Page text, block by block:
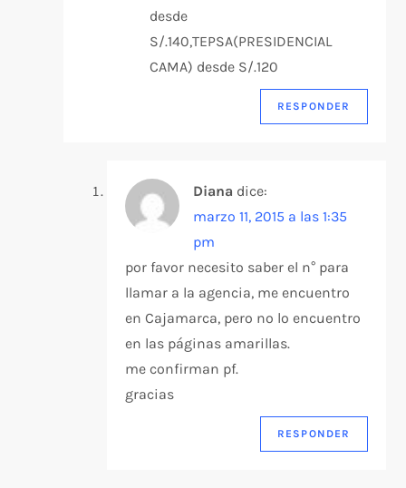
desde
S/.140,TEPSA(PRESIDENCIAL
CAMA) desde S/.120
RESPONDER
Diana dice:
marzo 11, 2015 a las 1:35
pm
por favor necesito saber el n° para
llamar a la agencia, me encuentro
en Cajamarca, pero no lo encuentro
en las páginas amarillas.
me confirman pf.
gracias
RESPONDER